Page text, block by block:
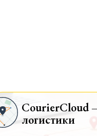
CourierCloud
логистики